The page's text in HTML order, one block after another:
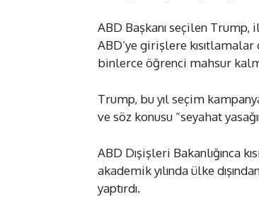
ABD Başkanı seçilen Trump,
ABD’ye girişlere
binlerce öğrenci mahsur
Trump, bu yıl seçim
ve söz konusu “seyahat
ABD Dışişleri Bakanlığınca
akademik yılında ülke
yaptırdı.